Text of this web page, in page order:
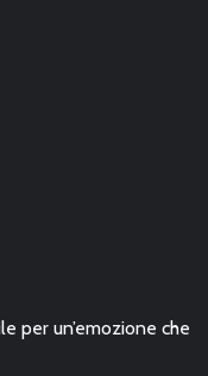
per un’emozione che